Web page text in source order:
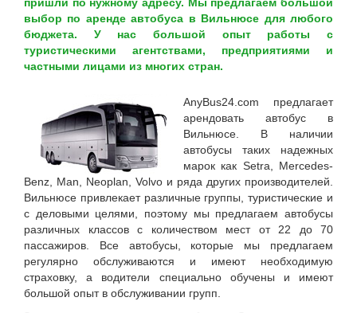
выбор по аренде автобуса в Вильнюсе для любого
бюджета. У нас большой опыт работы с
туристическими агентствами, предприятиями и
частными лицами из многих стран.
AnyBus24.com предлагает
арендовать автобус в
Вильнюсе . В наличии
автобусы таких надежных
марок как Setra, Mercedes-
Benz, Man, Neoplan, Volvo и ряда других производителей.
Вильнюсе привлекает различные группы, туристические и
с деловыми целями, поэтому мы предлагаем автобусы
различных классов с количеством мест от 22 до 70
пассажиров. Все автобусы, которые мы предлагаем
регулярно обслуживаются и имеют необходимую
страховку, а водители специально обучены и имеют
большой опыт в обслуживании групп.